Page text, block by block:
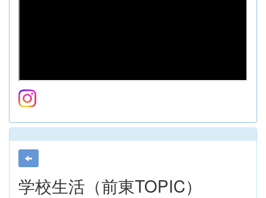
学校生活（前東TOPIC）